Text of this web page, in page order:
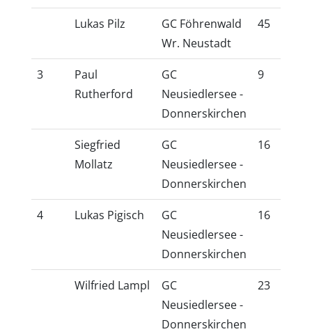
Lukas Pilz
GC Föhrenwald
Wr. Neustadt
45
3
Paul
Rutherford
GC
Neusiedlersee -
Donnerskirchen
9
Siegfried
Mollatz
GC
Neusiedlersee -
Donnerskirchen
16
4 Lukas Pigisch
GC
Neusiedlersee -
Donnerskirchen
16
Wilfried Lampl
GC
Neusiedlersee -
Donnerskirchen
23